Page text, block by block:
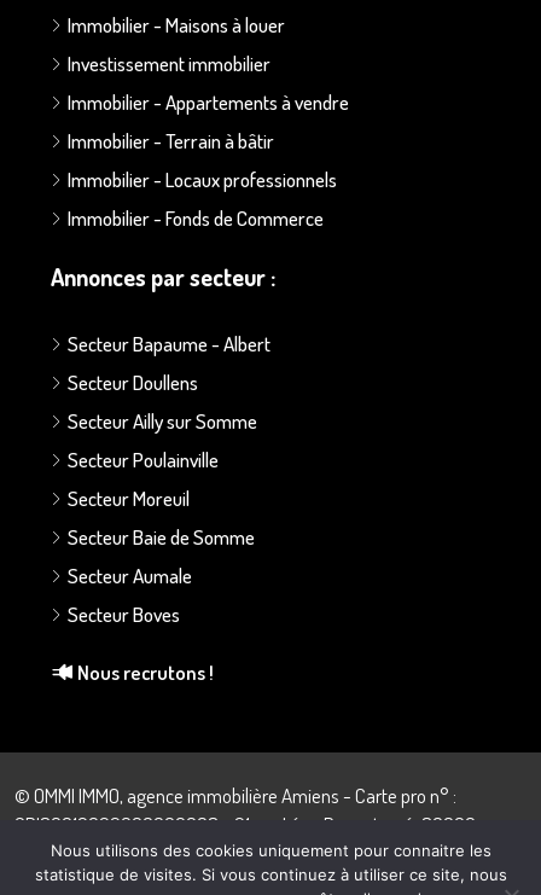
Immobilier - Maisons à louer
Investissement immobilier
Immobilier - Appartements à vendre
Immobilier - Terrain à bâtir
Immobilier - Locaux professionnels
Immobilier - Fonds de Commerce
Annonces par secteur :
Secteur Bapaume - Albert
Secteur Doullens
Secteur Ailly sur Somme
Secteur Poulainville
Secteur Moreuil
Secteur Baie de Somme
Secteur Aumale
Secteur Boves
Nous recrutons !
© OMMI IMMO, agence immobilière Amiens - Carte pro n° :
CPI80012022000000008 - 21 rue Léon Dupontreué, 80000
Amiens - 03.22.43.57.28
Nous utilisons des cookies uniquement pour connaitre les
statistique de visites. Si vous continuez à utiliser ce site, nous